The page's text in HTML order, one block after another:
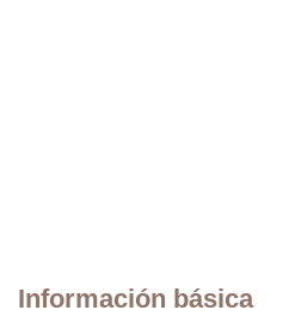
Información básica